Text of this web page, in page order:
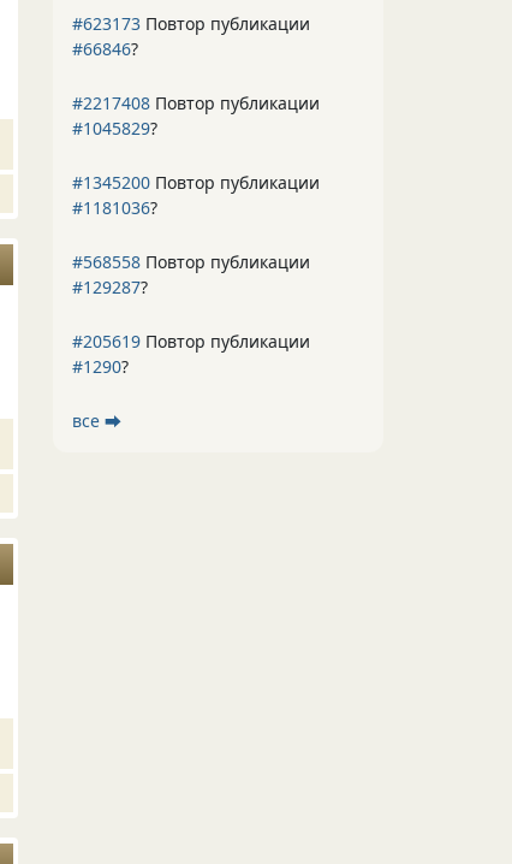
#623173 Повтор публикации
#66846?
#2217408 Повтор публикации
#1045829?
#1345200 Повтор публикации
#1181036?
#568558 Повтор публикации
#129287?
#205619 Повтор публикации
#1290?
все ⮕